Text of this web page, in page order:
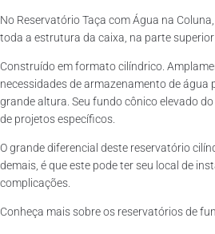
No Reservatório Taça com Água na
toda a estrutura da caixa, na parte superior
Construído em formato cilíndrico.
necessidades de armazenamento de água
grande altura. Seu fundo cônico elevado
de projetos específicos.
O grande diferencial deste reservatório
demais, é que este pode ter seu local de
complicações.
Conheça mais sobre os reservatórios de